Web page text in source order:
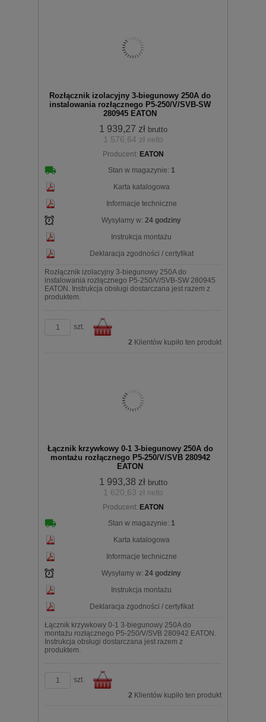
koszyka
Rozłącznik izolacyjny 3-biegunowy 250A do
instalowania rozłącznego P5-250/V/SVB-SW
280945 EATON
1 939,27 zł brutto
1 576,64 zł netto
Producent: EATON
Stan w magazynie: 1
Karta katalogowa
Informacje techniczne
Wysyłamy w: 24 godziny
Instrukcja montażu
Deklaracja zgodności / certyfikat
Rozłącznik izolacyjny 3-biegunowy 250A do
instalowania rozłącznego P5-250/V/SVB-SW 280945
EATON. Instrukcja obsługi dostarczana jest razem z
produktem.
szt.
koszyka
2 Klientów kupiło ten produkt
Łącznik krzywkowy 0-1 3-biegunowy 250A do
montażu rozłącznego P5-250/V/SVB 280942
EATON
1 993,38 zł brutto
1 620,63 zł netto
Producent: EATON
Stan w magazynie: 1
Karta katalogowa
Informacje techniczne
Wysyłamy w: 24 godziny
Instrukcja montażu
Deklaracja zgodności / certyfikat
Łącznik krzywkowy 0-1 3-biegunowy 250A do
montażu rozłącznego P5-250/V/SVB 280942 EATON.
Instrukcja obsługi dostarczana jest razem z
produktem.
szt.
2 Klientów kupiło ten produkt